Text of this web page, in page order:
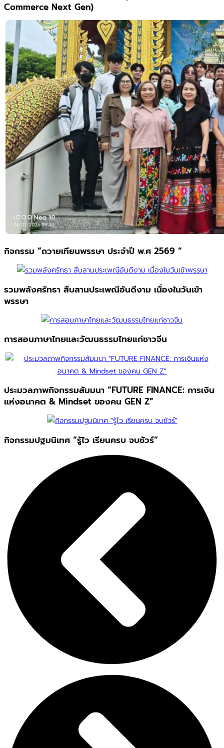
Commerce Next Gen)
กิจกรรม “ถวายเทียนพรรษา ประจำปี พ.ศ 2569 “
รวมพลังศรัทธา สืบสานประเพณีอันดีงาม เนื่องในวันเข้า
พรรษา
การสอนภาษาไทยและวัฒนธรรมไทยแก่ชาวจีน
ประมวลภาพกิจกรรมสัมมนา “FUTURE FINANCE: การเงิน
แห่งอนาคต & Mindset ของคน GEN Z”
กิจกรรมปฐมนิเทศ “รู้ไว เรียนครบ จบชัวร์”